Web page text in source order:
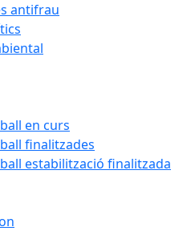
antifrau
en curs
finalitzades
estabilització finalitzada